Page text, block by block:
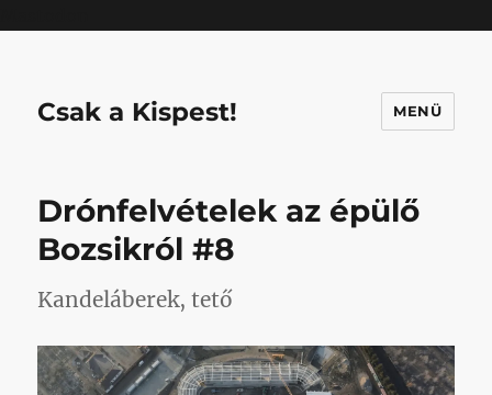
Csak a Kispest! MENÜ
Drónfelvételek az épülő
Bozsikról #8
Kandeláberek, tető